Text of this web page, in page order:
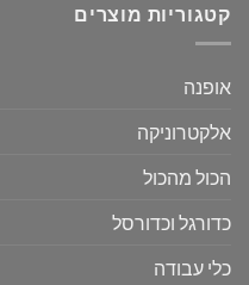
קטגוריות מוצרים
אופנה
אלקטרוניקה
הכול מהכול
כדורגל וכדורסל
כלי עבודה